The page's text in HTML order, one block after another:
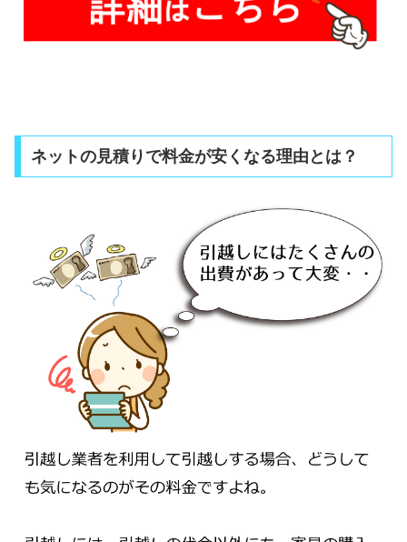
ネットの見積りで料金が安くなる理由とは？